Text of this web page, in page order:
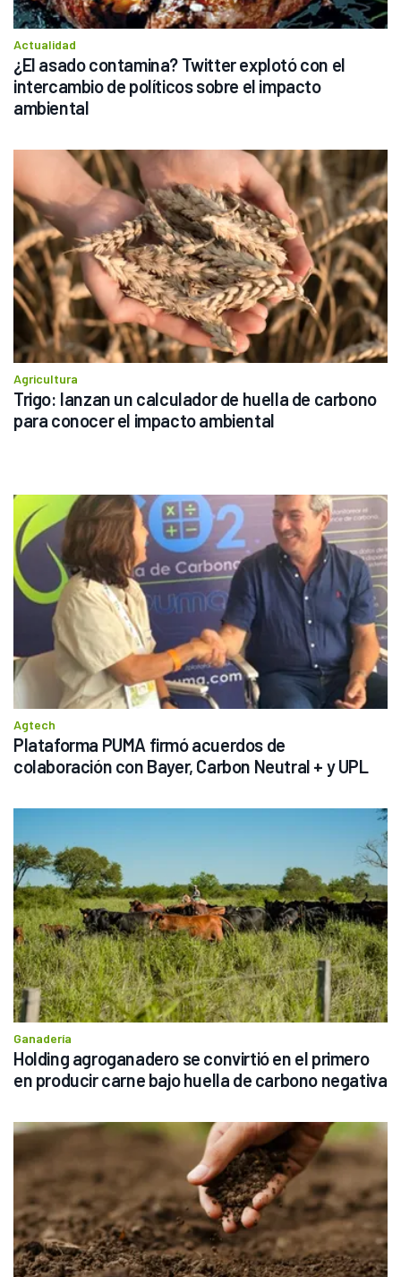
Actualidad
¿El asado contamina? Twitter explotó con el
intercambio de políticos sobre el impacto
ambiental
Agricultura
Trigo: lanzan un calculador de huella de carbono
para conocer el impacto ambiental
Agtech
Plataforma PUMA firmó acuerdos de
colaboración con Bayer, Carbon Neutral + y UPL
Ganadería
Holding agroganadero se convirtió en el primero
en producir carne bajo huella de carbono negativa